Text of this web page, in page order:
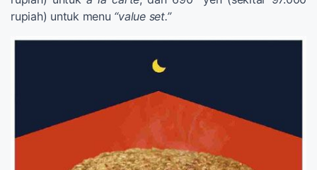
rupiah) untuk menu “value set.”